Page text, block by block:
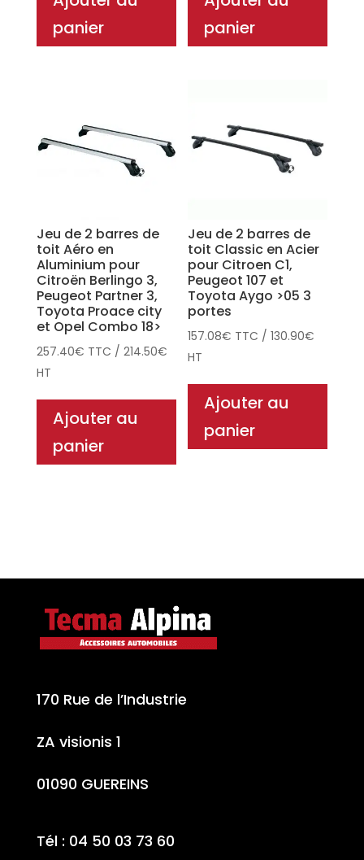
panier
panier
Jeu de 2 barres de
toit Aéro en
Aluminium pour
Citroën Berlingo 3,
Peugeot Partner 3,
Toyota Proace city
et Opel Combo 18>
257.40€ TTC / 214.50€
HT
Ajouter au
panier
Jeu de 2 barres de
toit Classic en Acier
pour Citroen C1,
Peugeot 107 et
Toyota Aygo >05 3
portes
157.08€ TTC /130.90€
HT
Ajouter au
panier
170 Rue de l’Industrie
ZA visionis 1
01090 GUEREINS
Tél : 04 50 03 73 60